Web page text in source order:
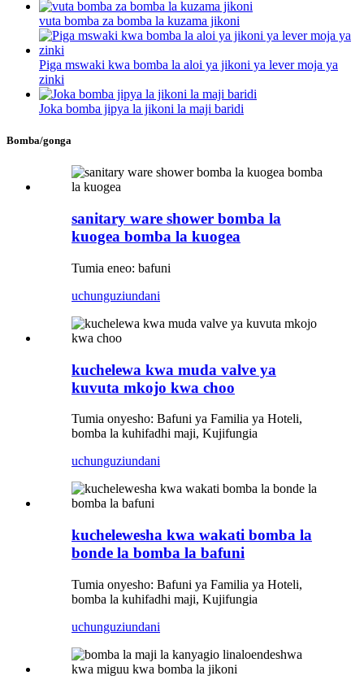
vuta bomba za bomba la kuzama jikoni
Piga mswaki kwa bomba la aloi ya jikoni ya lever moja ya
zinki
Joka bomba jipya la jikoni la maji baridi
Bomba/gonga
sanitary ware shower bomba la
kuogea bomba la kuogea
Tumia eneo: bafuni
uchunguziundani
kuchelewa kwa muda valve ya
kuvuta mkojo kwa choo
Tumia onyesho: Bafuni ya Familia ya Hoteli,
bomba la kuhifadhi maji, Kujifungia
uchunguziundani
kuchelewesha kwa wakati bomba la
bonde la bomba la bafuni
Tumia onyesho: Bafuni ya Familia ya Hoteli,
bomba la kuhifadhi maji, Kujifungia
uchunguziundani